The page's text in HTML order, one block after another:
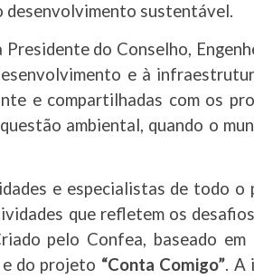
desenvolvimento sustentável.
do Conselho,
e à
e compartilhadas com os
ambiental, quando o
e especialistas de todo o
que refletem os
pelo Confea, baseado
e do projeto “Conta Comigo”. A